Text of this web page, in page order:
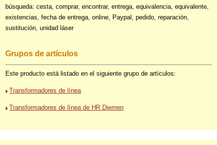
búsqueda: cesta, comprar, encontrar, entrega, equivalencia, equivalente,
existencias, fecha de entrega, online, Paypal, pedido, reparación,
sustitución, unidad láser
Grupos de artículos
Este producto está listado en el siguiente grupo de artículos:
Transformadores de línea
Transformadores de línea de HR Diemen